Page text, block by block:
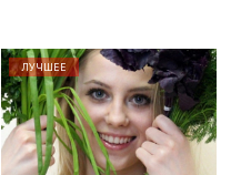
ЛУЧШЕЕ